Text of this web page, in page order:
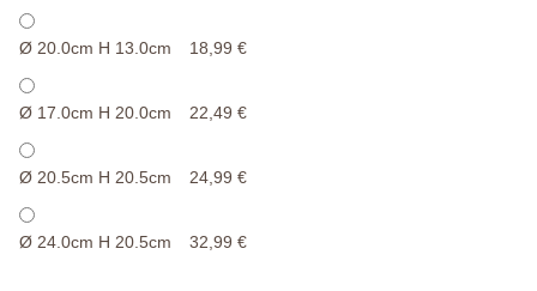
Ø 20.0cm H 13.0cm 18,99 €
Ø 17.0cm H 20.0cm 22,49 €
Ø 20.5cm H 20.5cm 24,99 €
Ø 24.0cm H 20.5cm 32,99 €